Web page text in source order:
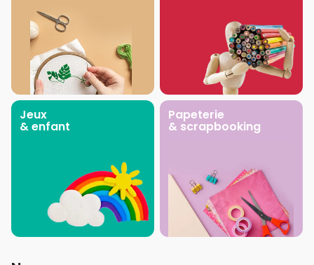
Jeux
& enfant
Papeterie
& scrapbooking